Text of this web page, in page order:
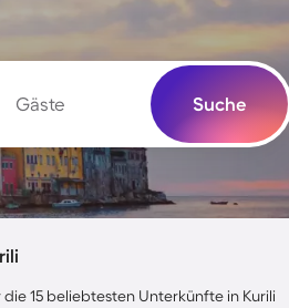
Gäste Suche
15 beliebtesten Unterkünfte in Kurili